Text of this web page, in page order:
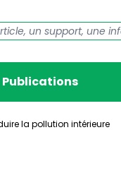
Publications
la pollution intérieure